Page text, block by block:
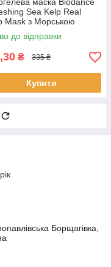
маска Biodance
Sea Kelp Real
Mask з Морською
34 г
до відправки
₴ 335 ₴
Купити
Борщагівка,